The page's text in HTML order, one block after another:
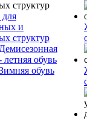
и
структур
Демисезонная
летняя обувь
обувь